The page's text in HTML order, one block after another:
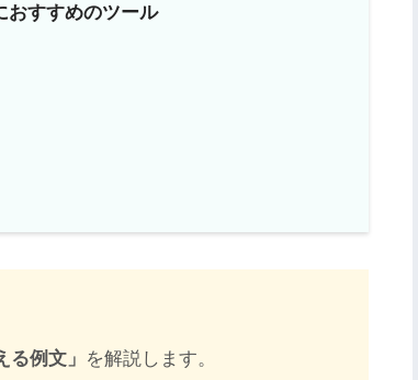
おすすめのツール
る例文」 を解説します。